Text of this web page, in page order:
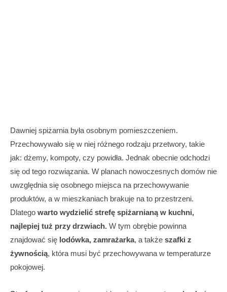
Dawniej spiżarnia była osobnym pomieszczeniem.
Przechowywało się w niej różnego rodzaju przetwory, takie
jak: dżemy, kompoty, czy powidła. Jednak obecnie odchodzi
się od tego rozwiązania. W planach nowoczesnych domów nie
uwzględnia się osobnego miejsca na przechowywanie
produktów, a w mieszkaniach brakuje na to przestrzeni.
Dlatego warto wydzielić strefę spiżarnianą w kuchni,
najlepiej tuż przy drzwiach. W tym obrębie powinna
znajdować się lodówka, zamrażarka, a także szafki z
żywnością, która musi być przechowywana w temperaturze
pokojowej.